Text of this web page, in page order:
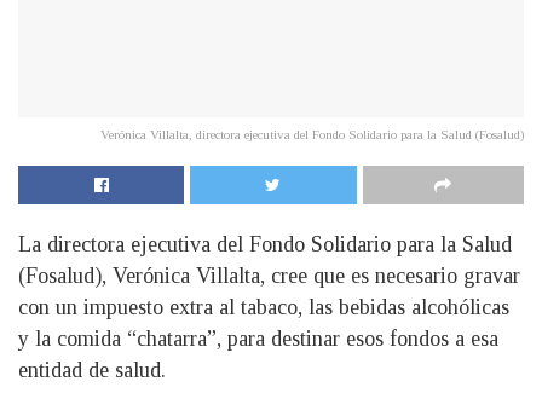
Verónica Villalta, directora ejecutiva del Fondo Solidario para la Salud (Fosalud)
La directora ejecutiva del Fondo Solidario para la Salud
(Fosalud), Verónica Villalta, cree que es necesario gravar
con un impuesto extra al tabaco, las bebidas alcohólicas
y la comida “chatarra”, para destinar esos fondos a esa
entidad de salud.